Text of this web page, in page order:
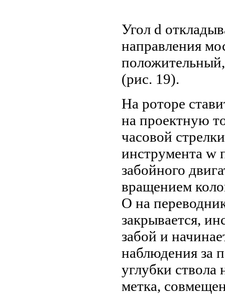
Угол d
направления
(рис. 19).
На роторе
на проектную
часовой
инструмента w
забойного
вращением
О на
закрывается,
забой и
наблюдения за
углубки ствола
метка,